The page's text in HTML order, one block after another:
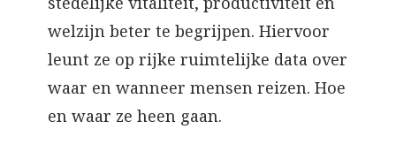
welzijn beter te begrijpen. Hiervoor
leunt ze op rijke ruimtelijke data over
waar en wanneer mensen reizen. Hoe
en waar ze heen gaan.